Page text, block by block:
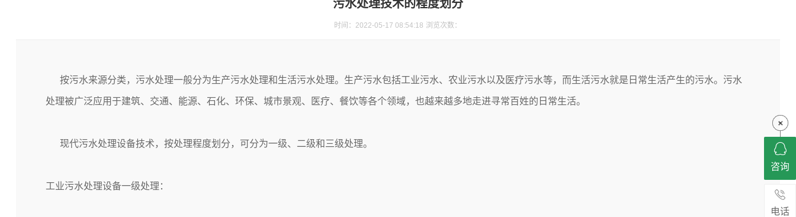
污水处理技术的程度划分
时间：2022-05-17 08:54:18 浏览次数：
按污水来源分类， 污水处理一般分为生产污水处理和生活污水处理。生产污水包括工业污水、农业污水以及医疗污水等，而生活污水就是日常生活产生的污水。污水
处理被广泛应用于建筑、交通、能源、石化、环保、城市景观、医疗、餐饮等各个领域，也越来越多地走进寻常百姓的日常生活。
现代污水处理设备技术，按处理程度划分，可分为一级、二级和三级处理。
工业污水处理设备一级处理：
咨询
电话